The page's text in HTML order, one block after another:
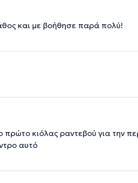
και με βοήθησε παρά πολύ!
κιόλας ραντεβού για την
αυτό